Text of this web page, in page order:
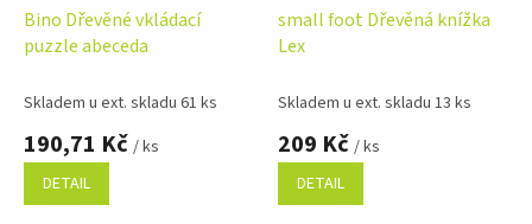
Bino Dřevěné vkládací
puzzle abeceda
Skladem u ext. skladu 61 ks
190,71 Kč / ks
DETAIL
small foot Dřevěná knížka
Lex
Skladem u ext. skladu 13 ks
209 Kč / ks
DETAIL